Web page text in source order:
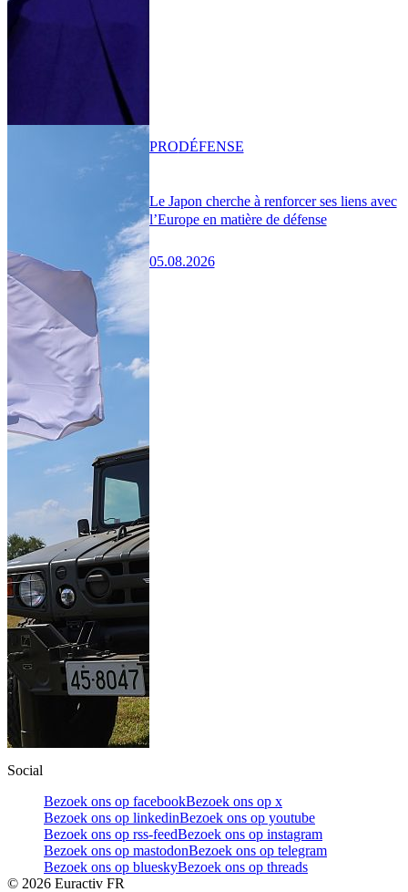
Le Japon cherche à renforcer ses liens avec
l’Europe en matière de défense
05.08.2026
PRODÉFENSE
Social
Bezoek ons op facebookBezoek ons op x
Bezoek ons op linkedinBezoek ons op youtube
Bezoek ons op rss-feedBezoek ons op instagram
Bezoek ons op mastodonBezoek ons op telegram
Bezoek ons op blueskyBezoek ons op threads
© 2026 Euractiv FR